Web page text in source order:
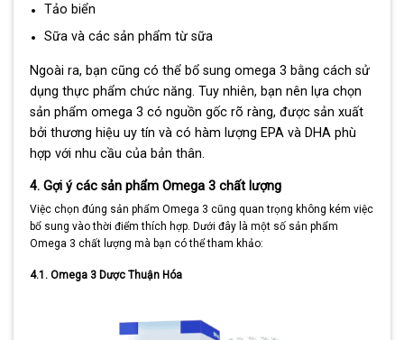
Tảo biển
Sữa và các sản phẩm từ sữa
Ngoài ra, bạn cũng có thể bổ sung omega 3 bằng cách sử
dụng thực phẩm chức năng. Tuy nhiên, bạn nên lựa chọn
sản phẩm omega 3 có nguồn gốc rõ ràng, được sản xuất
bởi thương hiệu uy tín và có hàm lượng EPA và DHA phù
hợp với nhu cầu của bản thân.
4. Gợi ý các sản phẩm Omega 3 chất lượng
Việc chọn đúng sản phẩm Omega 3 cũng quan trọng không kém việc
bổ sung vào thời điểm thích hợp. Dưới đây là một số sản phẩm
Omega 3 chất lượng mà bạn có thể tham khảo:
4.1. Omega 3 Dược Thuận Hóa